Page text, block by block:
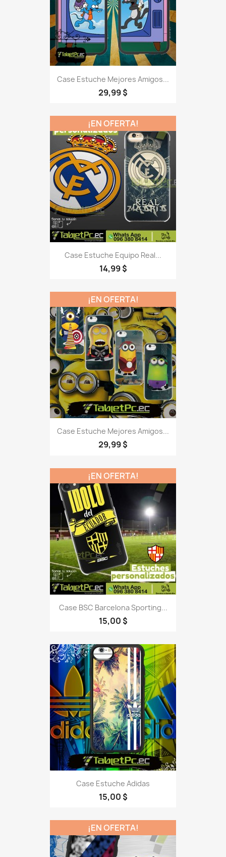
Case Estuche Mejores Amigos...
29,99 $
Case Estuche Equipo Real...
14,99 $
¡EN OFERTA!
Case Estuche Mejores Amigos...
29,99 $
¡EN OFERTA!
Case BSC Barcelona Sporting...
15,00 $
¡EN OFERTA!
Case Estuche Adidas
15,00 $
¡EN OFERTA!